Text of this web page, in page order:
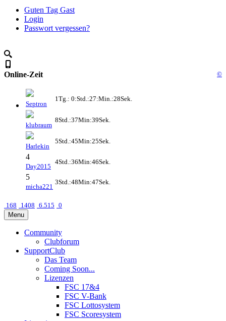
Guten Tag Gast
Login
Passwort vergessen?
Online-Zeit ©
Septron
1Tg.: 0:Std.:27:Min.:28Sek.
klubraum
8Std.:37Min:39Sek.
Harlekin
5Std.:45Min:25Sek.
4
Day2015
4Std.:36Min:46Sek.
5
micha221
3Std.:48Min:47Sek.
168 1408 6.515 0
Menu
Community
Clubforum
SupportClub
Das Team
Coming Soon...
Lizenzen
FSC 17&4
FSC V-Bank
FSC Lottosystem
FSC Scoresystem